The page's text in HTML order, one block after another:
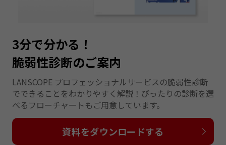
3分で分かる！
脆弱性診断のご案内
LANSCOPE プロフェッショナルサービスの脆弱性診断
でできることをわかりやすく解説！ぴったりの診断を選
べるフローチャートもご用意しています。
資料をダウンロードする